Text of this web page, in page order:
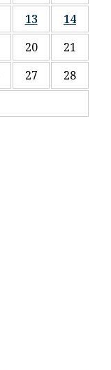
13
14
20
21
27
28